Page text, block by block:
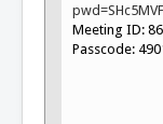
Meeting ID:
Passcode: